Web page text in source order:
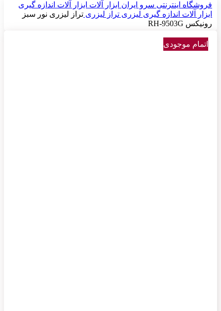
فروشگاه اینترنتی سرو ایران ابزار آلات ابزار آلات اندازه گیری
ابزار آلات اندازه گیری لیزری تراز لیزری تراز لیزری نور سبز
رونیکس RH-9503G
اتمام موجودی